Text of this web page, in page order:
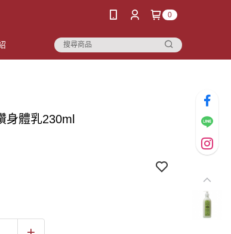
0
身體乳230ml